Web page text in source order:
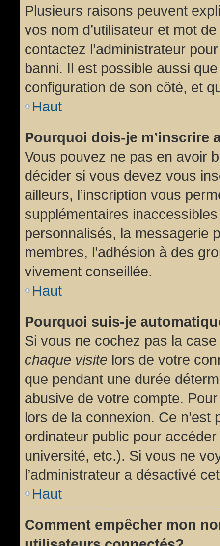
Plusieurs raisons peuvent
vos nom d’utilisateur et mot
contactez l’administrateur
banni. Il est possible aussi
configuration de son côté, et
Haut
Pourquoi dois-je m’inscrire
Vous pouvez ne pas en avoir
décider si vous devez vous
ailleurs, l’inscription vous
supplémentaires
personnalisés, la messagerie
membres, l’adhésion à des
vivement conseillée.
Haut
Pourquoi suis-je
Si vous ne cochez pas la case
chaque visite lors de votre
que pendant une durée
abusive de votre compte.
lors de la connexion. Ce
ordinateur public pour
université, etc.). Si vous ne
l’administrateur a désactivé
Haut
Comment empêcher mon